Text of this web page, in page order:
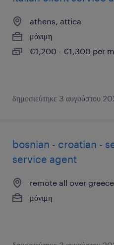
athens, attica
μόνιμη
€1,200 - €1,300 per
δημοσιεύτηκε 3 αυγούστου
bosnian - croatian -
service agent
remote all over
μόνιμη